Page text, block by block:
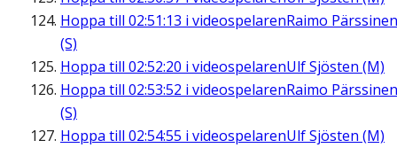
Hoppa till 02:51:13 i videospelarenRaimo Pärssinen
(S)
Hoppa till 02:52:20 i videospelarenUlf Sjösten (M)
Hoppa till 02:53:52 i videospelarenRaimo Pärssinen
(S)
Hoppa till 02:54:55 i videospelarenUlf Sjösten (M)